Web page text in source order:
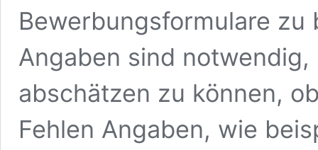
Bewerbungsformulare
Angaben sind
abschätzen zu können,
Fehlen Angaben, wie